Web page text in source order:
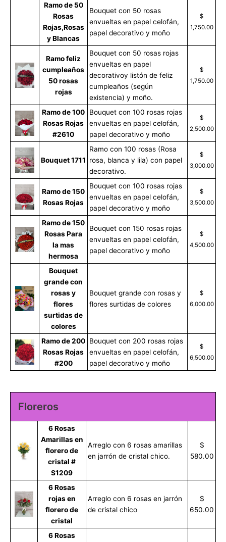
Ramo de 50
Rosas
Rojas,Rosas
y Blancas
Bouquet con 50 rosas
envueltas en papel celofán,
papel decorativo y moño
$
1,750.00
Ramo feliz
cumpleaños
50 rosas
rojas
Bouquet con 50 rosas rojas
envueltas en papel
decorativoy listón de feliz
cumpleaños (según
existencia) y moño.
$
1,750.00
Ramo de 100
Rosas Rojas
#2610
Bouquet con 100 rosas rojas
envueltas en papel celofán,
papel decorativo y moño
$
2,500.00
Bouquet 1711
Ramo con 100 rosas (Rosa
rosa, blanca y lila) con papel
decorativo.
$
3,000.00
Ramo de 150
Rosas Rojas
Bouquet con 100 rosas rojas
envueltas en papel celofán,
papel decorativo y moño
$
3,500.00
Ramo de 150
Rosas Para
la mas
hermosa
Bouquet con 150 rosas rojas
envueltas en papel celofán,
papel decorativo y moño
$
4,500.00
Bouquet
grande con
rosas y
flores
surtidas de
colores
Bouquet grande con rosas y
flores surtidas de colores
$
6,000.00
Ramo de 200
Rosas Rojas
#200
Bouquet con 200 rosas rojas
envueltas en papel celofán,
papel decorativo y moño
$
6,500.00
Floreros
6 Rosas
Amarillas en
florero de
cristal #
S1209
Arreglo con 6 rosas amarillas
en jarrón de cristal chico.
$
580.00
6 Rosas
rojas en
florero de
cristal
Arreglo con 6 rosas en jarrón
de cristal chico
$
650.00
6 Rosas